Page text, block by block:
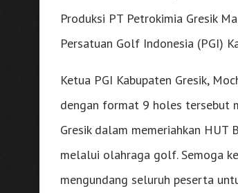
Produksi PT Petrokimia Gresik
Persatuan Golf Indonesia (PGI)
Ketua PGI Kabupaten Gresik,
dengan format 9 holes tersebut
Gresik dalam memeriahkan
melalui olahraga golf. Semoga
mengundang seluruh peserta